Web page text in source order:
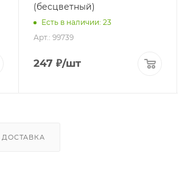
(бесцветный)
Есть в наличии: 23
Арт.: 99739
247 ₽/шт
ДОСТАВКА